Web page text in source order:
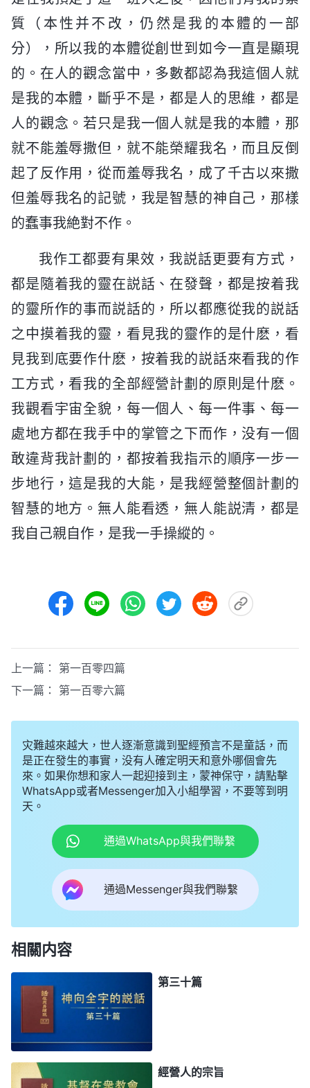
質（本性并不改，仍然是我的本體的一部
分），所以我的本體從創世到如今一直是顯現
的。在人的觀念當中，多數都認為我這個人就
是我的本體，斷乎不是，都是人的思維，都是
人的觀念。若只是我一個人就是我的本體，那
就不能羞辱撒但，就不能榮耀我名，而且反倒
起了反作用，從而羞辱我名，成了千古以來撒
但羞辱我名的記號，我是智慧的神自己，那樣
的蠢事我絶對不作。
我作工都要有果效，我説話更要有方式，
都是隨着我的靈在説話、在發聲，都是按着我
的靈所作的事而説話的，所以都應從我的説話
之中摸着我的靈，看見我的靈作的是什麽，看
見我到底要作什麽，按着我的説話來看我的作
工方式，看我的全部經營計劃的原則是什麽。
我觀看宇宙全貌，每一個人、每一件事、每一
處地方都在我手中的掌管之下而作，没有一個
敢違背我計劃的，都按着我指示的順序一步一
步地行，這是我的大能，是我經營整個計劃的
智慧的地方。無人能看透，無人能説清，都是
我自己親自作，是我一手操縱的。
上一篇： 第一百零四篇
下一篇： 第一百零六篇
灾難越來越大，世人逐漸意識到聖經預言不是童話，而
是正在發生的事實，没有人確定明天和意外哪個會先
來。如果你想和家人一起迎接到主，蒙神保守，請點擊
WhatsApp或者Messenger加入小組學習，不要等到明
天。
通過WhatsApp與我們聯繫
通過Messenger與我們聯繫
相關内容
第三十篇
經營人的宗旨